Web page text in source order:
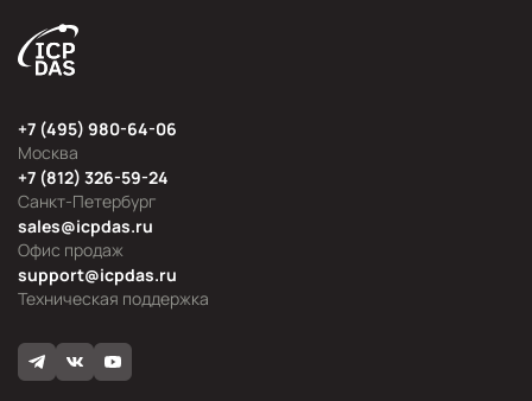
Москва
+7 (495) 980-64-06
Офис продаж
sales@icpdas.ru
Санкт-Петербург
+7 (812) 326-59-24
Техническая поддержка
support@icpdas.ru